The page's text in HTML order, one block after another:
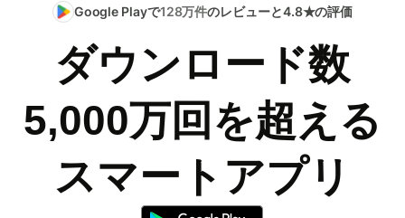
Google Playで128万件のレビューと4.8★の評価
ダウンロード数
5,000万回を超える
スマートアプリ